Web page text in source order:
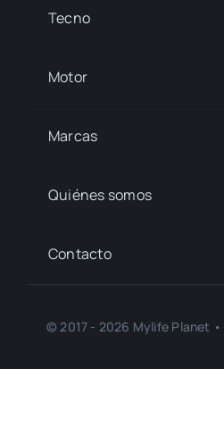
Tecno
Motor
Marcas
Quiénes somos
Contacto
© 2017 - 2026 Mylife Planet •